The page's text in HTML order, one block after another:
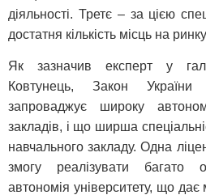
діяльності. Третє – за цією
достатня кількість місць на
Як зазначив експерт у
Ковтунець, Закон
запроваджує широку
закладів, і що ширша
навчального закладу. Одна
змогу реалізувати багато
автономія університету, що дає